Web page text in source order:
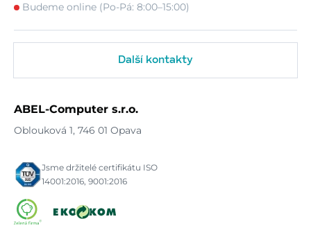
Budeme online (Po-Pá: 8:00–15:00)
Další kontakty
ABEL-Computer s.r.o.
Oblouková 1, 746 01 Opava
Jsme držitelé certifikátu ISO
14001:2016, 9001:2016